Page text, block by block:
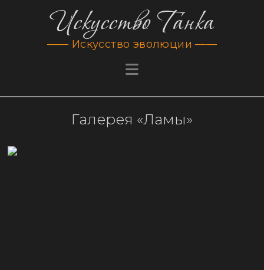
Искусство Танка
—— Искусство эволюции ——
Галерея «Ламы»